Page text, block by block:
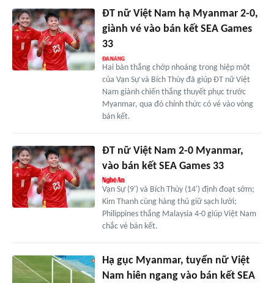
ĐT nữ Việt Nam hạ Myanmar 2-0,
giành vé vào bán kết SEA Games
33
Hai bàn thắng chớp nhoáng trong hiệp một
của Vạn Sự và Bích Thùy đã giúp ĐT nữ Việt
Nam giành chiến thắng thuyết phục trước
Myanmar, qua đó chính thức có vé vào vòng
bán kết.
ĐT nữ Việt Nam 2-0 Myanmar,
vào bán kết SEA Games 33
Vạn Sự (9') và Bích Thùy (14') định đoạt sớm;
Kim Thanh cùng hàng thủ giữ sạch lưới;
Philippines thắng Malaysia 4-0 giúp Việt Nam
chắc vé bán kết.
Hạ gục Myanmar, tuyển nữ Việt
Nam hiên ngang vào bán kết SEA